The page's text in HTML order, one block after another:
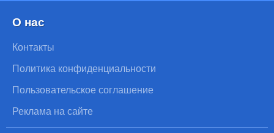
О нас
Контакты
Политика конфиденциальности
Пользовательское соглашение
Реклама на сайте